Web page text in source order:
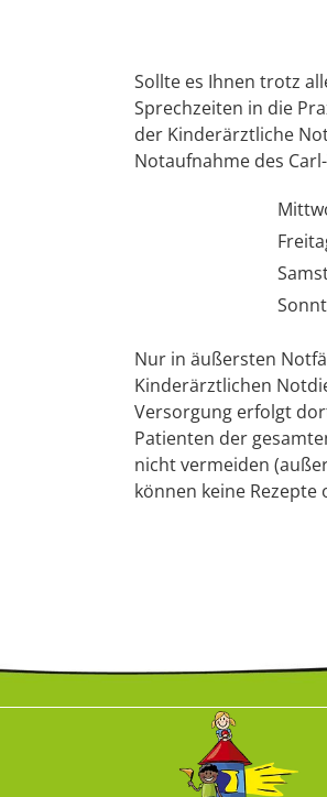
Sollte es Ihnen trotz
Sprechzeiten in die
der Kinderärztliche
Notaufnahme des
Nur in äußersten
Kinderärztlichen
Versorgung erfolgt
Patienten der
nicht vermeiden
können keine